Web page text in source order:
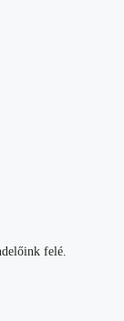
felé.